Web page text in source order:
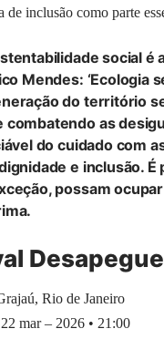
de inclusão como parte
social
Mendes: ‘Ecologia
do território
combatendo as
do cuidado com
e inclusão.
possam
Rio de Janeiro
mar – 2026 • 21:00